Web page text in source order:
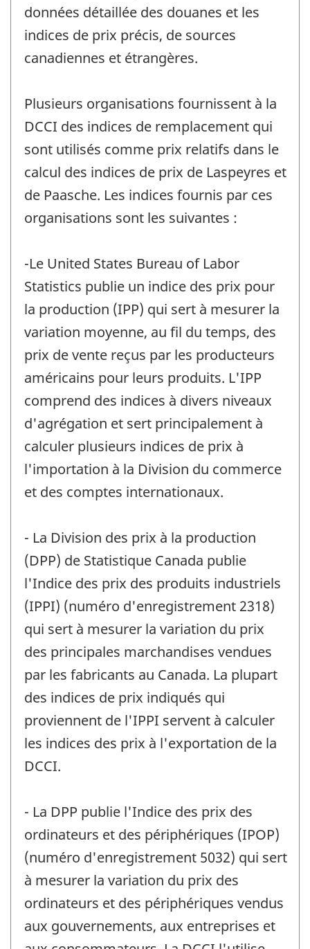
données détaillée des douanes et les
indices de prix précis, de sources
canadiennes et étrangères.
Plusieurs organisations fournissent à la
DCCI des indices de remplacement qui
sont utilisés comme prix relatifs dans le
calcul des indices de prix de Laspeyres et
de Paasche. Les indices fournis par ces
organisations sont les suivantes :
-Le United States Bureau of Labor
Statistics publie un indice des prix pour
la production (IPP) qui sert à mesurer la
variation moyenne, au fil du temps, des
prix de vente reçus par les producteurs
américains pour leurs produits. L'IPP
comprend des indices à divers niveaux
d'agrégation et sert principalement à
calculer plusieurs indices de prix à
l'importation à la Division du commerce
et des comptes internationaux.
- La Division des prix à la production
(DPP) de Statistique Canada publie
l'Indice des prix des produits industriels
(IPPI) (numéro d'enregistrement 2318)
qui sert à mesurer la variation du prix
des principales marchandises vendues
par les fabricants au Canada. La plupart
des indices de prix indiqués qui
proviennent de l'IPPI servent à calculer
les indices des prix à l'exportation de la
DCCI.
- La DPP publie l'Indice des prix des
ordinateurs et des périphériques (IPOP)
(numéro d'enregistrement 5032) qui sert
à mesurer la variation du prix des
ordinateurs et des périphériques vendus
aux gouvernements, aux entreprises et